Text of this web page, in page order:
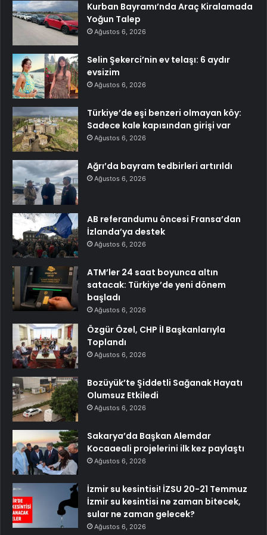
Kurban Bayramı’nda Araç Kiralamada
Yoğun Talep
Ağustos 6, 2026
Selin Şekerci’nin ev telaşı: 6 aydır
evsizim
Ağustos 6, 2026
Türkiye’de eşi benzeri olmayan köy:
Sadece kale kapısından girişi var
Ağustos 6, 2026
Ağrı’da bayram tedbirleri artırıldı
Ağustos 6, 2026
AB referandumu öncesi Fransa’dan
İzlanda’ya destek
Ağustos 6, 2026
ATM’ler 24 saat boyunca altın
satacak: Türkiye’de yeni dönem
başladı
Ağustos 6, 2026
Özgür Özel, CHP İl Başkanlarıyla
Toplandı
Ağustos 6, 2026
Bozüyük’te Şiddetli Sağanak Hayatı
Olumsuz Etkiledi
Ağustos 6, 2026
Sakarya’da Başkan Alemdar
Kocaaeali projelerini ilk kez paylaştı
Ağustos 6, 2026
İzmir su kesintisi! İZSU 20-21 Temmuz
İzmir su kesintisi ne zaman bitecek,
sular ne zaman gelecek?
Ağustos 6, 2026